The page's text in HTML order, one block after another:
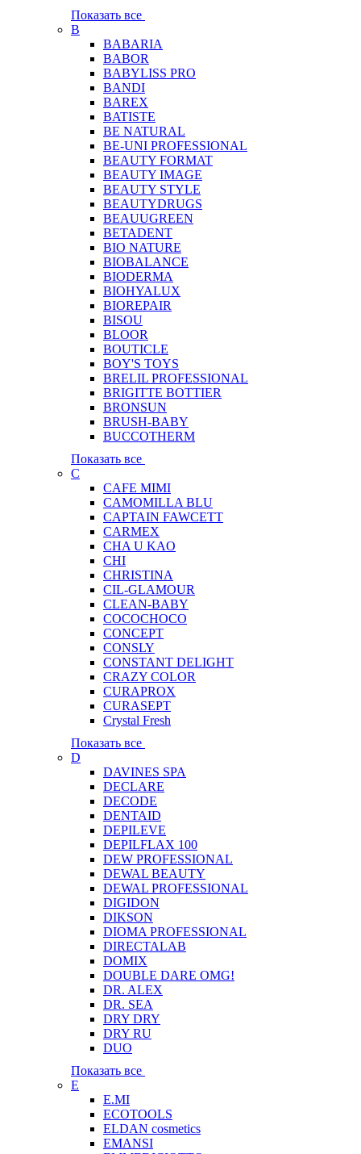
Показать все
B
BABARIA
BABOR
BABYLISS PRO
BANDI
BAREX
BATISTE
BE NATURAL
BE-UNI PROFESSIONAL
BEAUTY FORMAT
BEAUTY IMAGE
BEAUTY STYLE
BEAUTYDRUGS
BEAUUGREEN
BETADENT
BIO NATURE
BIOBALANCE
BIODERMA
BIOHYALUX
BIOREPAIR
BISOU
BLOOR
BOUTICLE
BOY'S TOYS
BRELIL PROFESSIONAL
BRIGITTE BOTTIER
BRONSUN
BRUSH-BABY
BUCCOTHERM
Показать все
C
CAFE MIMI
CAMOMILLA BLU
CAPTAIN FAWCETT
CARMEX
CHA U KAO
CHI
CHRISTINA
CIL-GLAMOUR
CLEAN-BABY
COCOCHOCO
CONCEPT
CONSLY
CONSTANT DELIGHT
CRAZY COLOR
CURAPROX
CURASEPT
Crystal Fresh
Показать все
D
DAVINES SPA
DECLARE
DECODE
DENTAID
DEPILEVE
DEPILFLAX 100
DEW PROFESSIONAL
DEWAL BEAUTY
DEWAL PROFESSIONAL
DIGIDON
DIKSON
DIOMA PROFESSIONAL
DIRECTALAB
DOMIX
DOUBLE DARE OMG!
DR. ALEX
DR. SEA
DRY DRY
DRY RU
DUO
Показать все
E
E.MI
ECOTOOLS
ELDAN cosmetics
EMANSI